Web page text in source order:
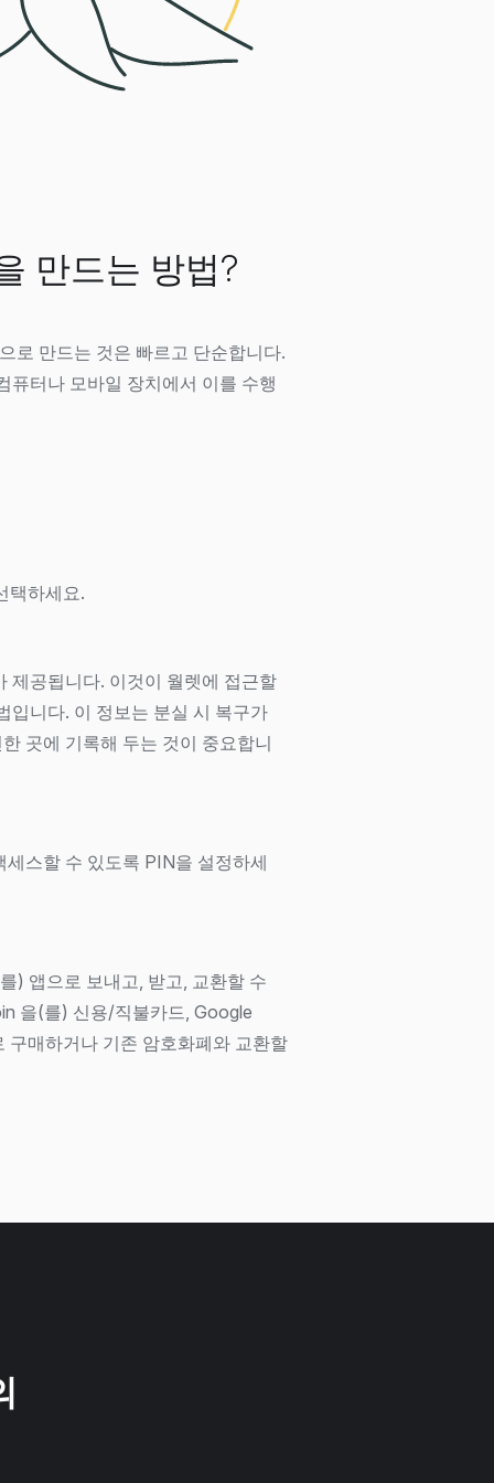
만드는 방법?
로 만드는 것은 빠르고 단순합니다.
퓨터나 모바일 장치에서 이를 수행
택하세요.
제공됩니다. 이것이 월렛에 접근할
입니다. 이 정보는 분실 시 복구가
곳에 기록해 두는 것이 중요합니
세스할 수 있도록 PIN을 설정하세
) 앱으로 보내고, 받고, 교환할 수
을(를) 신용/직불카드, Google
구매하거나 기존 암호화폐와 교환할